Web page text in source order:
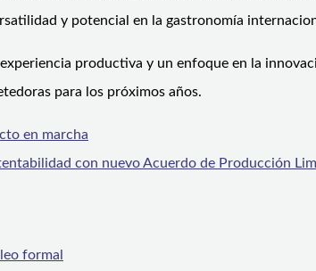
y potencial en la gastronomía
productiva y un enfoque en la
para los próximos años.
en marcha
con nuevo Acuerdo de Producción